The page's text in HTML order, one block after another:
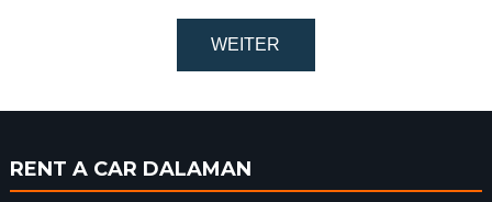
RENT A CAR DALAMAN